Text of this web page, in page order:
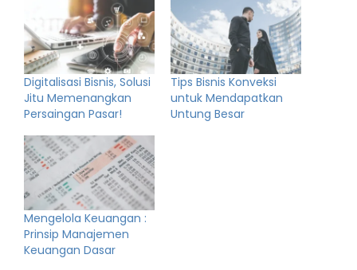
Digitalisasi Bisnis, Solusi
Jitu Memenangkan
Persaingan Pasar!
Tips Bisnis Konveksi
untuk Mendapatkan
Untung Besar
Mengelola Keuangan :
Prinsip Manajemen
Keuangan Dasar